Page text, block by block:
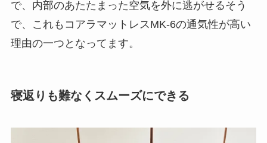
で、内部のあたたまった空気を外に逃がせるそう
で、これもコアラマットレスMK-6の通気性が高い
理由の一つとなってます。
寝返りも難なくスムーズにできる